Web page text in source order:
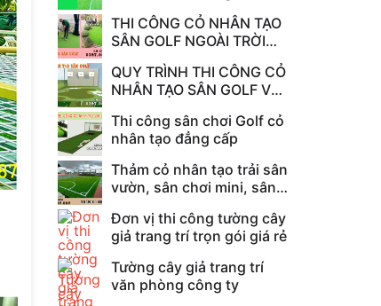
THI CÔNG CỎ NHÂN TẠO
SÂN GOLF NGOÀI TRỜI
CHUYÊN NGHIỆP
QUY TRÌNH THI CÔNG CỎ
NHÂN TẠO SÂN GOLF VÀ
Thi công sân chơi Golf cỏ
nhân tạo đẳng cấp
Thảm cỏ nhân tạo trải sân
vườn, sân chơi mini, sân
Đơn vị thi công tường cây
giả trang trí trọn gói giá rẻ
Tường cây giả trang trí
văn phòng công ty